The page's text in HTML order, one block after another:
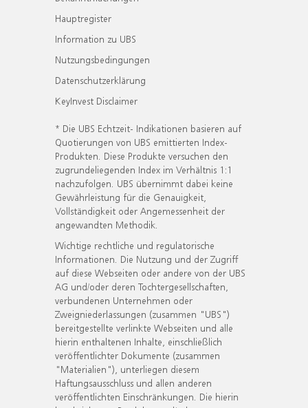
Hauptregister
Information zu UBS
Nutzungsbedingungen
Datenschutzerklärung
KeyInvest Disclaimer
* Die UBS Echtzeit- Indikationen basieren auf
Quotierungen von UBS emittierten Index-
Produkten. Diese Produkte versuchen den
zugrundeliegenden Index im Verhältnis 1:1
nachzufolgen. UBS übernimmt dabei keine
Gewährleistung für die Genauigkeit,
Vollständigkeit oder Angemessenheit der
angewandten Methodik.
Wichtige rechtliche und regulatorische
Informationen. Die Nutzung und der Zugriff
auf diese Webseiten oder andere von der UBS
AG und/oder deren Tochtergesellschaften,
verbundenen Unternehmen oder
Zweigniederlassungen (zusammen "UBS")
bereitgestellte verlinkte Webseiten und alle
hierin enthaltenen Inhalte, einschließlich
veröffentlichter Dokumente (zusammen
"Materialien"), unterliegen diesem
Haftungsausschluss und allen anderen
veröffentlichten Einschränkungen. Die hierin